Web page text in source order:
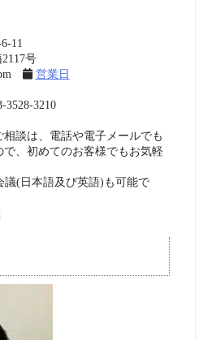
11
号
営業日
3528-3210
談は、電話や電子メールでも
、初めてのお客様でもお気軽
議(日本語及び英語)も可能で